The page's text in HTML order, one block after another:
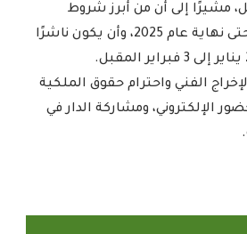
من 26 أكتوبر الجاري وحتى 25 ديسمبر المقبل، مشيرًا إلى أن من أبرز شروط
المشاركة أن يكون المتقدّم مقيدًا في سجلات الاتحاد ومسدّدًا التزاماته المالية حتى نهاية عام 2025، وأن يكون ناشرًا
الفني واحترام حقوق الملكية
الإلكتروني، ومشاركة الدار في